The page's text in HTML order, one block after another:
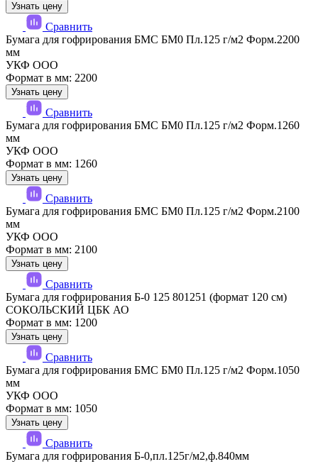
Узнать цену
Сравнить
Бумага для гофрирования БМС БМ0 Пл.125 г/м2 Форм.2200
мм
УКФ ООО
Формат в мм: 2200
Узнать цену
Сравнить
Бумага для гофрирования БМС БМ0 Пл.125 г/м2 Форм.1260
мм
УКФ ООО
Формат в мм: 1260
Узнать цену
Сравнить
Бумага для гофрирования БМС БМ0 Пл.125 г/м2 Форм.2100
мм
УКФ ООО
Формат в мм: 2100
Узнать цену
Сравнить
Бумага для гофрирования Б-0 125 801251 (формат 120 см)
СОКОЛЬСКИЙ ЦБК АО
Формат в мм: 1200
Узнать цену
Сравнить
Бумага для гофрирования БМС БМ0 Пл.125 г/м2 Форм.1050
мм
УКФ ООО
Формат в мм: 1050
Узнать цену
Сравнить
Бумага для гофрирования Б-0,пл.125г/м2,ф.840мм